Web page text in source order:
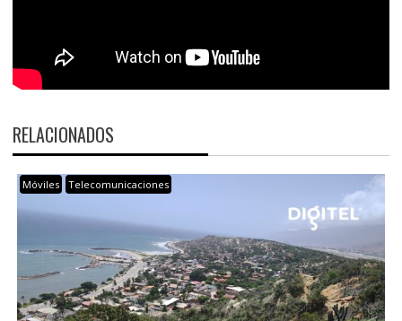
RELACIONADOS
Móviles Telecomunicaciones